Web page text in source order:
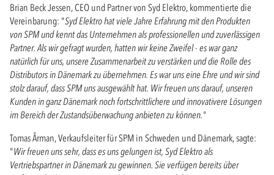
Brian Beck Jessen, CEO und Partner von Syd Elektro, kommentierte die
Vereinbarung: "Syd Elektro hat viele Jahre Erfahrung mit den Produkten
von SPM und kennt das Unternehmen als professionellen und zuverlässigen
Partner. Als wir gefragt wurden, hatten wir keine Zweifel - es war ganz
natürlich für uns, unsere Zusammenarbeit zu verstärken und die Rolle des
Distributors in Dänemark zu übernehmen. Es war uns eine Ehre und wir sind
stolz darauf, dass SPM uns ausgewählt hat. Wir freuen uns darauf, unseren
Kunden in ganz Dänemark noch fortschrittlichere und innovativere Lösungen
im Bereich der Zustandsüberwachung anbieten zu können."
Tomas Årman, Verkaufsleiter für SPM in Schweden und Dänemark, sagte:
"Wir freuen uns sehr, dass es uns gelungen ist, Syd Elektro als
Vertriebspartner in Dänemark zu gewinnen. Sie verfügen bereits über